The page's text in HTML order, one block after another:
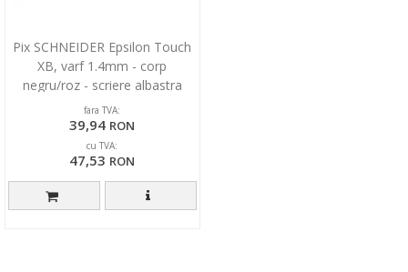
Pix SCHNEIDER Epsilon Touch
XB, varf 1.4mm - corp
negru/roz - scriere albastra
fara TVA:
39,94 RON
cu TVA:
47,53 RON